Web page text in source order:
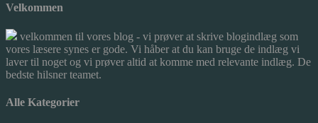
Velkommen
velkommen til vores blog - vi prøver at skrive blogindlæg som
vores læsere synes er gode. Vi håber at du kan bruge de indlæg vi
laver til noget og vi prøver altid at komme med relevante indlæg. De
bedste hilsner teamet.
Alle Kategorier